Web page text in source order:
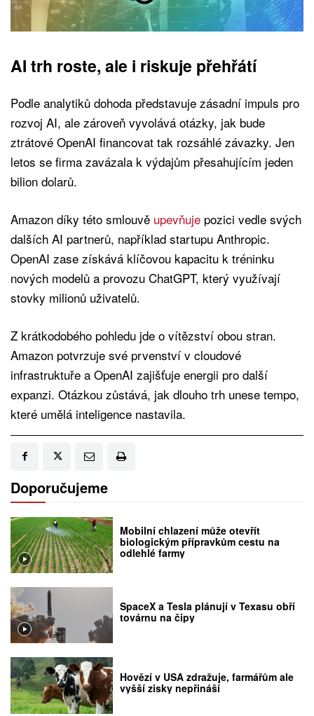
AI trh roste, ale i riskuje přehřátí
Podle analytiků dohoda představuje zásadní impuls pro
rozvoj AI, ale zároveň vyvolává otázky, jak bude
ztrátové OpenAI financovat tak rozsáhlé závazky. Jen
letos se firma zavázala k výdajům přesahujícím jeden
bilion dolarů.
Amazon díky této smlouvě upevňuje pozici vedle svých
dalších AI partnerů, například startupu Anthropic.
OpenAI zase získává klíčovou kapacitu k tréninku
nových modelů a provozu ChatGPT, který využívají
stovky milionů uživatelů.
Z krátkodobého pohledu jde o vítězství obou stran.
Amazon potvrzuje své prvenství v cloudové
infrastruktuře a OpenAI zajišťuje energii pro další
expanzi. Otázkou zůstává, jak dlouho trh unese tempo,
které umělá inteligence nastavila.
Doporučujeme
Mobilní chlazení může otevřít
biologickým přípravkům cestu na
odlehlé farmy
SpaceX a Tesla plánují v Texasu obří
továrnu na čipy
Hovězí v USA zdražuje, farmářům ale
vyšší zisky nepřináší